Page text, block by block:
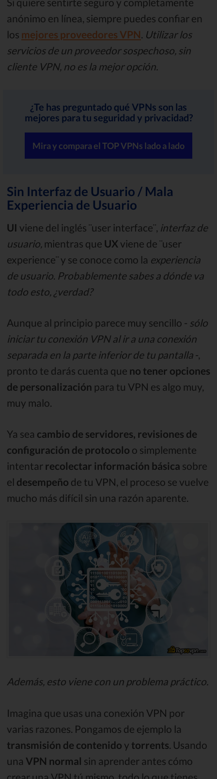
anónimo en línea, siempre puedes confiar en
los mejores proveedores VPN. Utilizar los
servicios de un proveedor sospechoso, sin
cliente VPN, no es la mejor opción.
¿Te has preguntado qué VPNs son las
mejores para tu seguridad y privacidad?
Mira y compara el TOP VPNs lado a lado
Sin Interfaz de Usuario / Mala
Experiencia de Usuario
UI viene del inglés ¨user interface¨, interfaz de
usuario, mientras que UX viene de ¨user
experience¨ y se conoce como la experiencia
de usuario Probablemente sabes a dónde va
todo esto, ¿verdad?
Aunque al principio parece muy sencillo - sólo
iniciar tu conexión VPN al ir a una conexión
separada en la parte inferior de tu pantalla -,
pronto te darás cuenta que no tener opciones
de personalización para tu VPN es algo muy,
muy malo.
Ya sea cambio de servidores, revisiones de
configuración de protocolo o simplemente
intentar recolectar información básica sobre
el desempeño de tu VPN, el proceso se vuelve
mucho más difícil sin una razón aparente.
Además, esto viene con un problema práctico.
Imagina que usas una conexión VPN por
varias razones. Pongamos de ejemplo la
transmisión de contenido y torrents . Usando
una VPN normal sin aprender antes cómo